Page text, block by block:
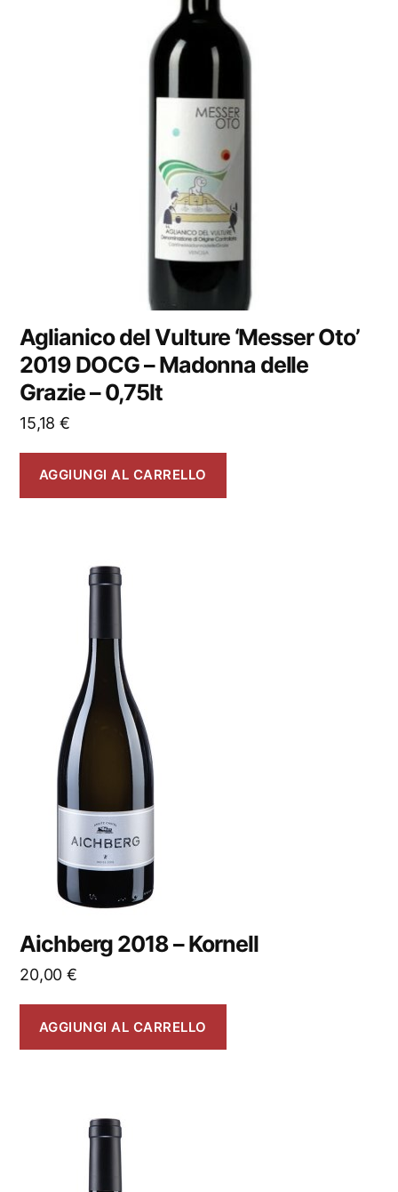
Aglianico del Vulture ‘Messer Oto’
2019 DOCG – Madonna delle
Grazie – 0,75lt
15,18 €
AGGIUNGI AL CARRELLO
Aichberg 2018 – Kornell
20,00 €
AGGIUNGI AL CARRELLO